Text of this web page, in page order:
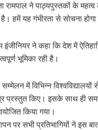
रामपाल ने पाठ्यपुस्तकों के महत्व
है। हमें यह गंभीरता से सोचना
इंजीनियर ने कहा कि देश में
भूमिका रही है।
में विभिन्न
प्रस्तुत किए। इसके साथ ही
किया गया।
पर सभी प्रतिभागियों ने इस